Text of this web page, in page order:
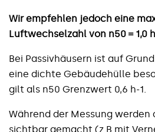
Wir empfehlen jedoch eine
Luftwechselzahl von n50 = 1,0
Bei Passivhäusern ist auf
eine dichte Gebäudehülle
gilt als n50 Grenzwert 0,6 h-1.
Während der Messung werden
sichtbar gemacht (z.B mit